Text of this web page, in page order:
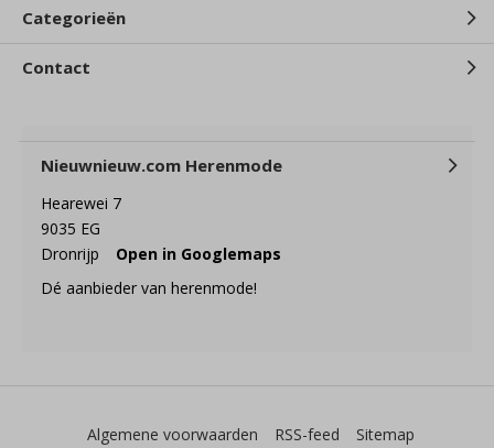
Categorieën
Contact
Nieuwnieuw.com Herenmode
Hearewei 7
9035 EG
Dronrijp
Open in Googlemaps
Dé aanbieder van herenmode!
Algemene voorwaarden RSS-feed Sitemap